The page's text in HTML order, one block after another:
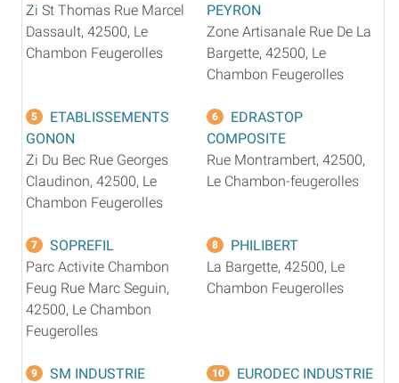
Zi St Thomas Rue Marcel
Dassault, 42500, Le
Chambon Feugerolles
PEYRON
Zone Artisanale Rue De La
Bargette, 42500, Le
Chambon Feugerolles
5
ETABLISSEMENTS
GONON
Zi Du Bec Rue Georges
Claudinon, 42500, Le
Chambon Feugerolles
6
EDRASTOP
COMPOSITE
Rue Montrambert, 42500,
Le Chambon-feugerolles
7
SOPREFIL
Parc Activite Chambon
Feug Rue Marc Seguin,
42500, Le Chambon
Feugerolles
8
PHILIBERT
La Bargette, 42500, Le
Chambon Feugerolles
9
SM INDUSTRIE
10
EURODEC INDUSTRIE